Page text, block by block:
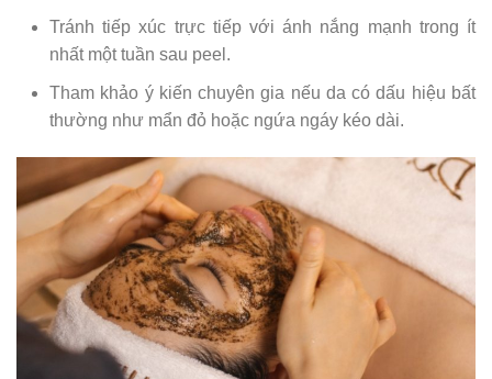
Tránh tiếp xúc trực tiếp với ánh nắng mạnh trong ít
nhất một tuần sau peel.
Tham khảo ý kiến chuyên gia nếu da có dấu hiệu bất
thường như mẩn đỏ hoặc ngứa ngáy kéo dài.